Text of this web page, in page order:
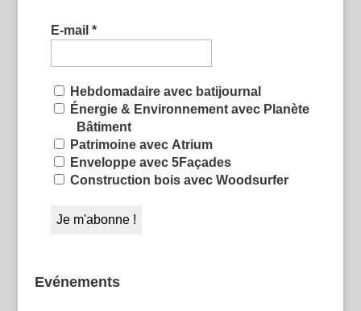
E-mail *
Hebdomadaire avec batijournal
Énergie & Environnement avec Planète
Bâtiment
Patrimoine avec Atrium
Enveloppe avec 5Façades
Construction bois avec Woodsurfer
Evénements